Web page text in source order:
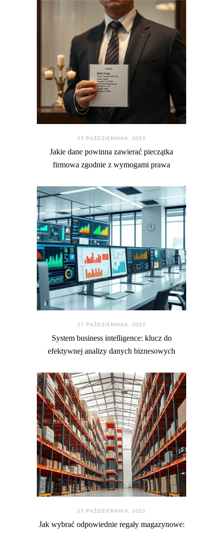
23 PAŹDZIERNIKA. 2025
Jakie dane powinna zawierać pieczątka
firmowa zgodnie z wymogami prawa
17 PAŹDZIERNIKA. 2025
System business intelligence: klucz do
efektywnej analizy danych biznesowych
15 PAŹDZIERNIKA. 2025
Jak wybrać odpowiednie regały magazynowe: